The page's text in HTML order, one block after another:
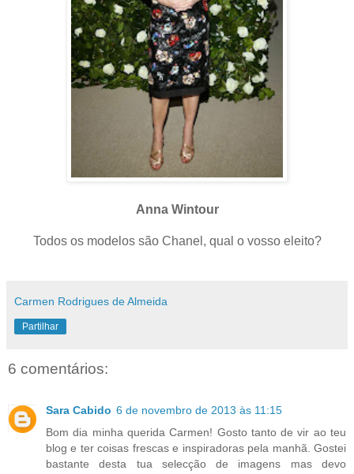
Anna Wintour
Todos os modelos são Chanel, qual o vosso eleito?
Carmen Rodrigues de Almeida
Partilhar
6 comentários:
Sara Cabido 6 de novembro de 2013 às 11:15
Bom dia minha querida Carmen! Gosto tanto de vir ao teu
blog e ter coisas frescas e inspiradoras pela manhã. Gostei
bastante desta tua selecção de imagens mas devo